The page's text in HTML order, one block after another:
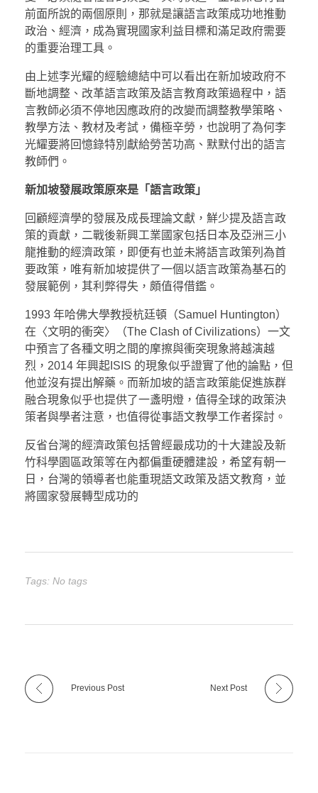
前面所說的兩個原則，那就是讓語言政策成功地推動
政治、經濟，成為實現國家利益目標和滿足政府需要
的重要治理工具。
由上述李光耀的經驗總結中可以看出在新加坡政府不
斷地調整、改革語言政策及語言教育政策過程中，語
言教師必須不停地因應政府的改變而調整教學策略、
教學方法、教材及考試，備極辛勞，也說明了為何李
光耀要將回憶錄特別獻給勞苦功高、默默付出的語言
教師們。
新加坡發展政策原來是「語言政策」
回顧經濟學的發展及成長理論文獻，鮮少提及語言政
策的貢獻，二戰後新興工業國家包括日本及亞洲三小
龍推動的經濟政策，即便有也並未將語言政策列為首
要政策，唯有新加坡提供了一個以語言政策為基石的
發展範例，其利弊得失，頗值得借鑑。
1993 年哈佛大學教授杭廷頓（Samuel Huntington）
在〈文明的衝突〉（The Clash of Civilizations）一文
中預言了各種文明之間的摩擦與衝突現象將越演越
烈，2014 年興起ISIS 的現象似乎證實了他的論點，但
他並沒有提出解藥。而新加坡的語言政策能促進族群
融合現象似乎也提供了一盞明燈，值得全球的政策決
策者與學者注意，也值得從事語文教學工作者探討。
反省台灣的經濟政策包括曾經最成功的十大建設及新
竹科學園區政策等在內都偏重硬體建設，希望有朝一
日，台灣的領導者也能重現語文政策及語文教育，並
將國家發展轉型成功的
Tags: No tags
Previous Post Next Post